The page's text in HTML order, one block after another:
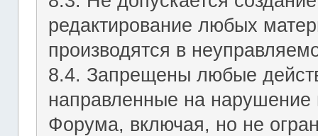
редактирование любых
производятся в
8.4. Запрещены любые
направленные на
Форума, включая, но не